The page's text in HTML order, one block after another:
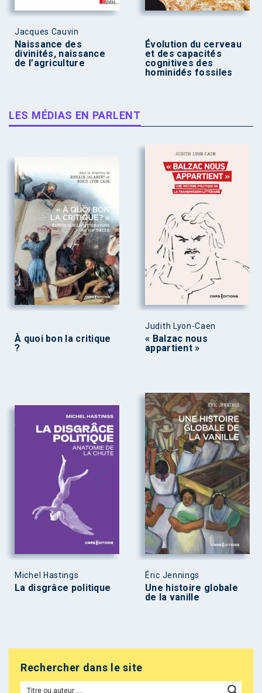
Jacques Cauvin
Naissance des
divinités, naissance
de l’agriculture
Évolution du cerveau
et des capacités
cognitives des
hominidés fossiles
LES MÉDIAS EN PARLENT
À quoi bon la critique
?
Judith Lyon-Caen
« Balzac nous
appartient »
Michel Hastings
La disgrâce politique
Éric Jennings
Une histoire globale
de la vanille
Rechercher dans le site